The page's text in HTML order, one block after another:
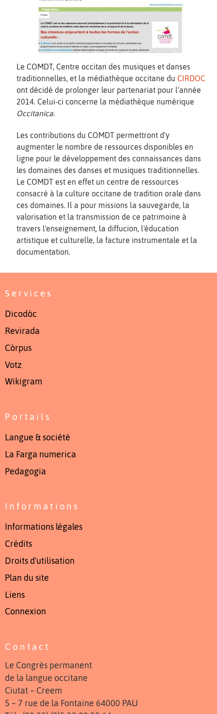
Le COMDT, Centre occitan des musiques et danses
traditionnelles, et la médiathèque occitane du CIRDOC
ont décidé de prolonger leur partenariat pour l'année
2014. Celui-ci concerne la médiathèque numérique
Occitanica.
Les contributions du COMDT permettront d'y
augmenter le nombre de ressources disponibles en
ligne pour le développement des connaissances dans
les domaines des danses et musiques traditionnelles.
Le COMDT est en effet un centre de ressources
consacré à la culture occitane de tradition orale dans
ces domaines. Il a pour missions la sauvegarde, la
valorisation et la transmission de ce patrimoine à
travers l'enseignement, la diffucion, l'éducation
artistique et culturelle, la facture instrumentale et la
documentation.
Services
Dicodòc
Revirada
Còrpus
Votz
Wikigram
Portails
Langue & société
La Farga numerica
Pedagogia
Informations
Informations légales
Crédits
Droits d'utilisation
Plan du site
Liens
Connexion
Contact
Le Congrès permanent
de la langue occitane
Ciutat – Creem
5 – 7 rue de la Fontaine 64000 PAU